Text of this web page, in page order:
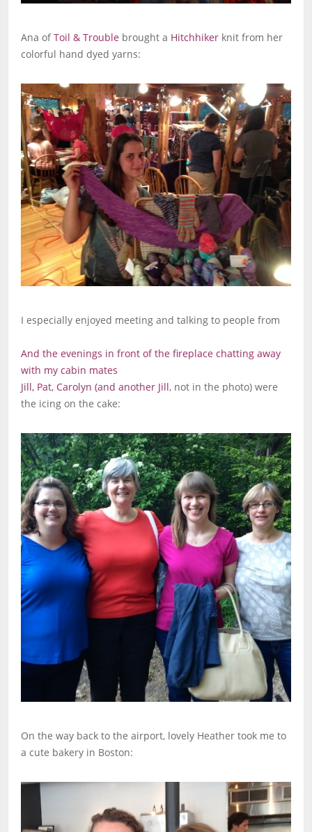
Ana ofToil & Trouble brought a Hitchhiker knit from her
colorful hand dyed yarns:
I especially enjoyed meeting and talking to people from
And the evenings in front of the fireplace chatting away
with my cabin mates
Jill, Pat, Carolyn (and another Jill, not in the photo) were
the icing on the cake:
On the way back to the airport, lovely Heather took me to
a cute bakery in Boston: